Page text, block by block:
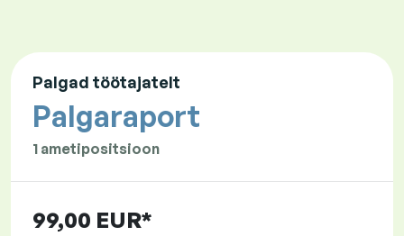
Palgad töötajatelt
Palgaraport
1 ametipositsioon
99,00 EUR*